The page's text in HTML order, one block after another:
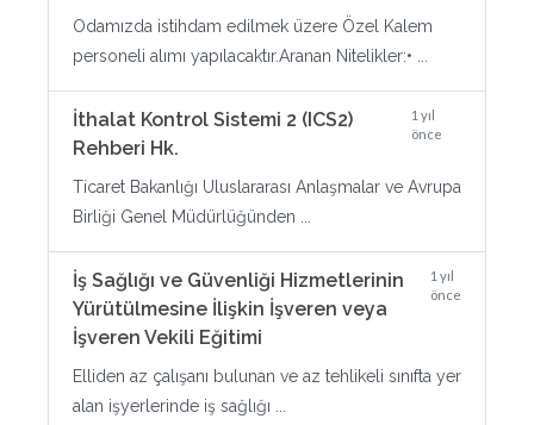
Odamızda istihdam edilmek üzere Özel Kalem
personeli alımı yapılacaktır.Aranan Nitelikler:• ...
İthalat Kontrol Sistemi 2 (ICS2)
Rehberi Hk.
1 yıl
önce
Ticaret Bakanlığı Uluslararası Anlaşmalar ve Avrupa
Birliği Genel Müdürlüğünden ...
İş Sağlığı ve Güvenliği Hizmetlerinin
Yürütülmesine İlişkin İşveren veya
İşveren Vekili Eğitimi
1 yıl
önce
Elliden az çalışanı bulunan ve az tehlikeli sınıfta yer
alan işyerlerinde iş sağlığı ...